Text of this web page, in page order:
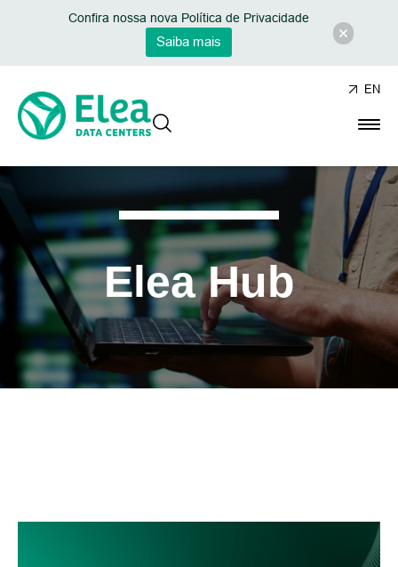
Confira nossa nova Política de Privacidade
Saiba mais
EN
Elea Hub